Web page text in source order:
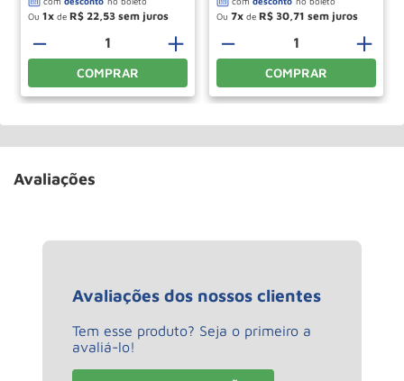
Ou 1 de R$ 22 53
＋
－
COMPRAR
Ou 7 de R$ 30 71
＋
－
COMPRAR
Avaliações
Avaliações dos nossos clientes
Tem esse produto? Seja o primeiro a
avaliá-lo!